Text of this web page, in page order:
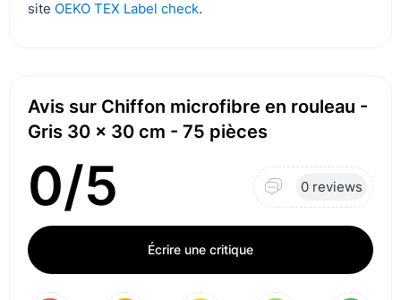
site OEKO TEX Label check.
Avis sur Chiffon microfibre en rouleau -
Gris 30 x 30 cm - 75 pièces
0/5 0 reviews
Écrire une critique